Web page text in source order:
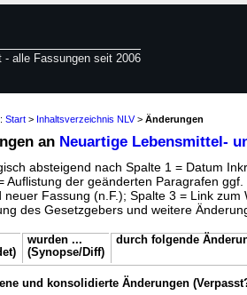
- alle Fassungen seit 2006
Start > Inhaltsverzeichnis NLV> Änderungen
an Neuartige Lebensmittel-
absteigend nach Spalte 1 = Datum
Auflistung der geänderten Paragrafen
neuer Fassung (n.F.); Spalte 3 = Link
des Gesetzgebers und weitere
wurden ...
(Synopse/Diff)
durch folgende
und konsolidierte Änderungen